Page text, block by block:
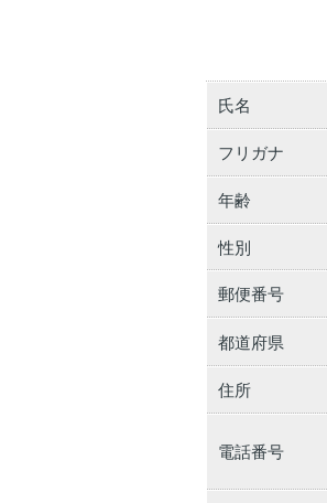
氏名
フリガナ
年齢
性別
郵便番号
都道府県
住所
電話番号